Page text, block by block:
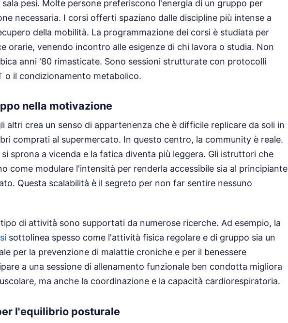
pesi. Molte persone preferiscono l'energia di un gruppo per
necessaria. I corsi offerti spaziano dalle discipline più intense a
della mobilità. La programmazione dei corsi è studiata per
orarie, venendo incontro alle esigenze di chi lavora o studia. Non
anni '80 rimasticate. Sono sessioni strutturate con protocolli
o il condizionamento metabolico.
nella motivazione
altri crea un senso di appartenenza che è difficile replicare da soli in
comprati al supermercato. In questo centro, la community è reale.
si sprona a vicenda e la fatica diventa più leggera. Gli istruttori che
come modulare l'intensità per renderla accessibile sia al principiante
Questa scalabilità è il segreto per non far sentire nessuno
di attività sono supportati da numerose ricerche. Ad esempio, la
sottolinea spesso come l'attività fisica regolare e di gruppo sia un
per la prevenzione di malattie croniche e per il benessere
a una sessione di allenamento funzionale ben condotta migliora
ma anche la coordinazione e la capacità cardiorespiratoria.
l'equilibrio posturale